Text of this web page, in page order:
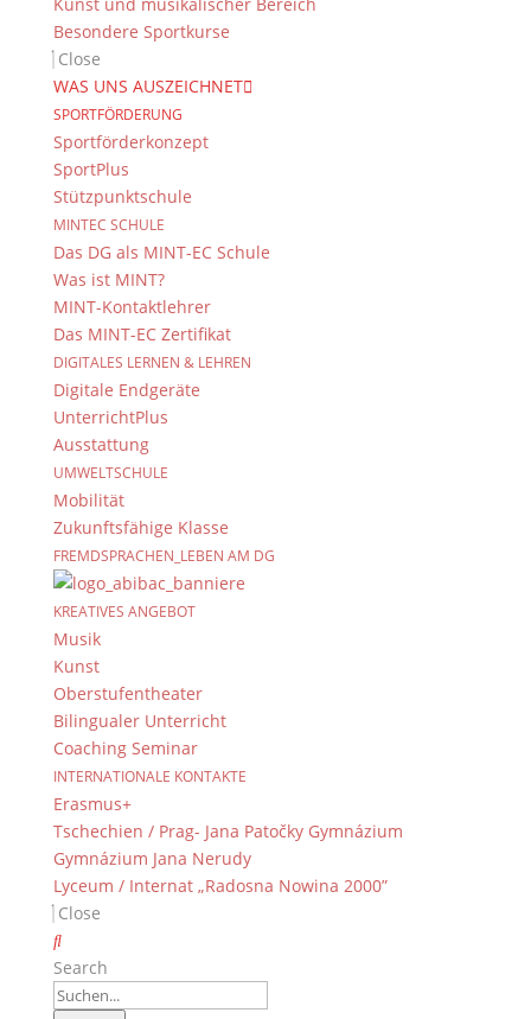
Besondere Sportkurse
Close
WAS UNS AUSZEICHNET
SPORTFÖRDERUNG
Sportförderkonzept
SportPlus
Stützpunktschule
MINTEC SCHULE
Das DG als MINT-EC Schule
Was ist MINT?
MINT-Kontaktlehrer
Das MINT-EC Zertifikat
DIGITALES LERNEN & LEHREN
Digitale Endgeräte
UnterrichtPlus
Ausstattung
UMWELTSCHULE
Mobilität
Zukunftsfähige Klasse
FREMDSPRACHEN_LEBEN AM DG
KREATIVES ANGEBOT
Musik
Kunst
Oberstufentheater
Bilingualer Unterricht
Coaching Seminar
INTERNATIONALE KONTAKTE
Erasmus+
Tschechien / Prag- Jana Patočky Gymnázium
Gymnázium Jana Nerudy
Lyceum / Internat „Radosna Nowina 2000”
Close
Search
Wir möchten den Leistungssport der Schüler und
Schülerinnen fördern, aber ohne
Vernachlässigung der schulischen Ausbildung.
Alle Vereinstrainer wurden über diese Planungen
informiert und können jederzeit die angebotenen
Trainingsmöglichkeiten nutzen.
Mit der Einrichtung der „Sportklasse“ hat das
Dientzenhofer-Gymnasium ein neues Kapitel in der
Fachschaft Sport aufgeschlagen, mit der
zwischen Leistungssport und gymnasialer
Ausbildung gelingen möge!
Suche
Newsarchiv
Newsarchiv
Das DG
Dientzenhofer-Gymnasium Bamberg
Feldkirchenstr. 20-22
96052 Bamberg
Tel.: +49 (0) 951 93 23 90
Fax.: +49 (0) 951 93 23 92 0
E-Mail:dg@stadt.bamberg.de